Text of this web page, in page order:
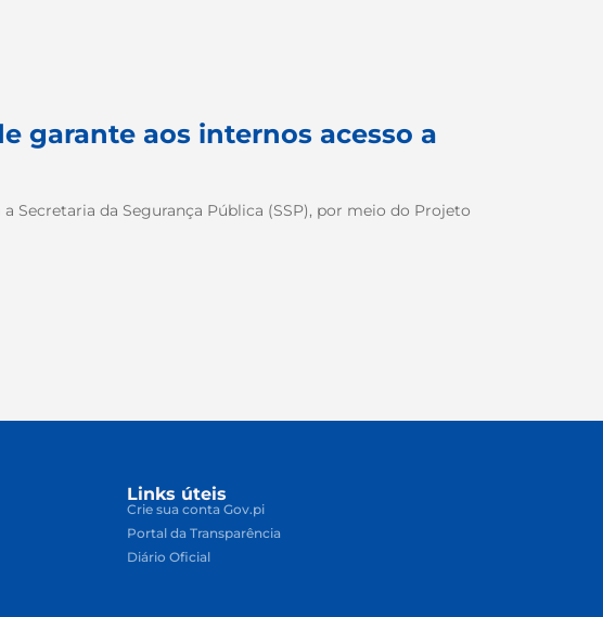
garante aos internos acesso a
Secretaria da Segurança Pública (SSP), por meio do Projeto
Links úteis
Crie sua conta Gov.pi
Portal da Transparência
Diário Oficial